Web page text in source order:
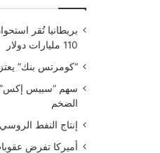
بريطانيا تُقر
110 مليارات دولار
“كومرتس بنك” يعتزم
الضخم
إنتاج النفط
أميركا تفرض